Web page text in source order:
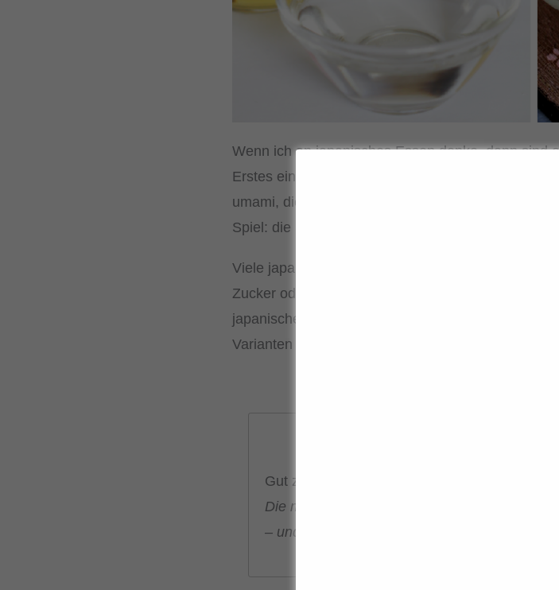
Wenn ich an japanisches Essen denke, dann sind
Erstes einfallen, sondern der Geschmack. Diese
umami, die sich in kleinen Dips, Glasuren oder
Spiel: die Saucen. Mal kräftig, mal mild, manchmal
Viele japanische Saucen basieren auf denselben
Zucker oder Reisessig. Du brauchst kein
japanisches Grundsortiment reicht völlig aus. Und
Varianten zaubern.
Gut zu wissen!
Die meisten Rezepte in diesem Beitrag
– und viele davon hast du vielleicht schon zu